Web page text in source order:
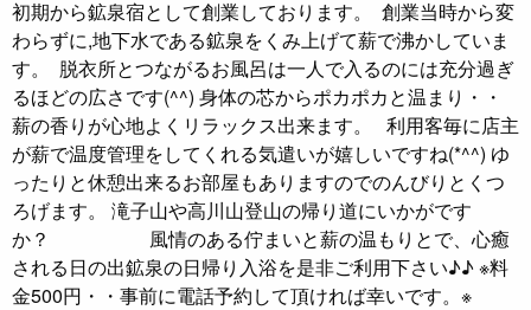
初期から鉱泉宿として創業しております。
創業当時から変
わらずに,地下水である鉱泉をくみ上げて薪で沸かしていま
す。
脱衣所とつながるお風呂は一人で入るのには充分過ぎ
るほどの広さです(^^) 身体の芯からポカポカと温まり・・
薪の香りが心地よくリラックス出来ます。
利用客毎に店主
が薪で温度管理をしてくれる気遣いが嬉しいですね(*^^) ゆ
ったりと休憩出来るお部屋もありますのでのんびりとくつ
ろげます。 滝子山や高川山登山の帰り道にいかがです
か？ 風情のある佇まいと薪の温もりとで、心癒
される日の出鉱泉の日帰り入浴を是非ご利用下さい♪♪ ※料
金500円・・事前に電話予約して頂ければ幸いです。※